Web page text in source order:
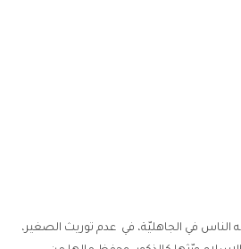
الناس في الجاهليّة، في عدم توريث الصغير،